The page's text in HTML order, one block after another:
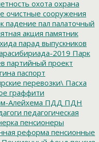
охота охрана
очистные сооружения
падение пал палаточный
акция памятник
парад выпускников
2019 Парк
партийный проект
паспорт
перевозки\ Пасха
граффити
Алейхема ПДД ПДН
педагогическая
пенсионеры
реформа пенсионные